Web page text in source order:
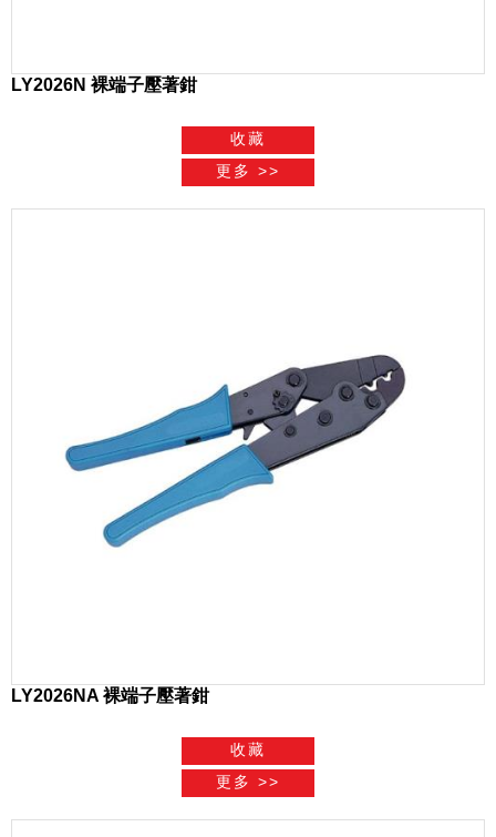
LY2026N 裸端子壓著鉗
LY2026NA 裸端子壓著鉗